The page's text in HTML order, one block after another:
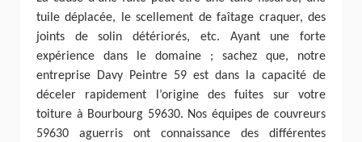
tuile déplacée, le scellement de faîtage craquer, des
joints de solin détériorés, etc. Ayant une forte
expérience dans le domaine ; sachez que, notre
entreprise Davy Peintre 59 est dans la capacité de
déceler rapidement l’origine des fuites sur votre
toiture à Bourbourg 59630. Nos équipes de couvreurs
59630 aguerris ont connaissance des différentes